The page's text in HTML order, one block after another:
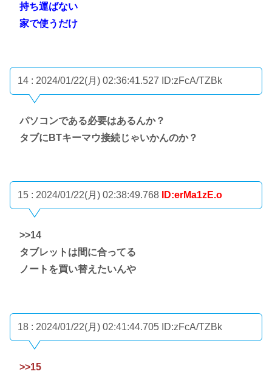
持ち運ばない
家で使うだけ
14 : 2024/01/22(月) 02:36:41.527 ID:zFcA/TZBk
パソコンである必要はあるんか？
タブにBTキーマウ接続じゃいかんのか？
15 : 2024/01/22(月) 02:38:49.768 ID:erMa1zE.o
>>14
タブレットは間に合ってる
ノートを買い替えたいんや
18 : 2024/01/22(月) 02:41:44.705 ID:zFcA/TZBk
>>15